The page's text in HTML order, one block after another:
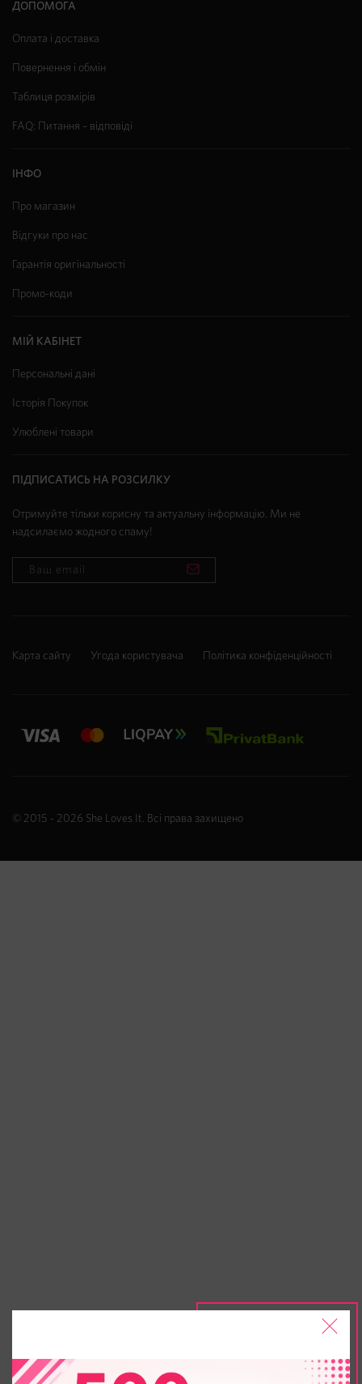
ДОПОМОГА
Оплата і доставка
Повернення і обмін
Таблиця розмірів
FAQ: Питання – відповіді
ІНФО
Про магазин
Відгуки про нас
Гарантія оригінальності
Промо-коди
МІЙ КАБІНЕТ
Персональні дані
Історія Покупок
Улюблені товари
ПІДПИСАТИСЬ НА РОЗСИЛКУ
Отримуйте тільки корисну та актуальну інформацію. Ми не
надсилаємо жодного спаму!
© 2015 - 2026 She Loves It. Всі права захищено
Карта сайту Угода користувача Політика конфіденційності